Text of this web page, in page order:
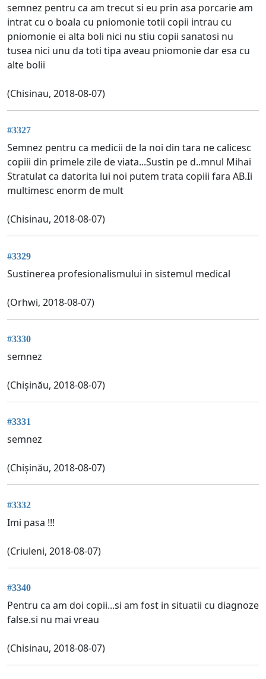
semnez pentru ca am trecut si eu prin asa porcarie am
intrat cu o boala cu pniomonie totii copii intrau cu
pniomonie ei alta boli nici nu stiu copii sanatosi nu
tusea nici unu da toti tipa aveau pniomonie dar esa cu
alte bolii
(Chisinau, 2018-08-07)
#3327
Semnez pentru ca medicii de la noi din tara ne calicesc
copiii din primele zile de viata...Sustin pe d..mnul Mihai
Stratulat ca datorita lui noi putem trata copiii fara AB.Ii
multimesc enorm de mult
(Chisinau, 2018-08-07)
#3329
Sustinerea profesionalismului in sistemul medical
(Orhwi, 2018-08-07)
#3330
semnez
(Chișinău, 2018-08-07)
#3331
semnez
(Chișinău, 2018-08-07)
#3332
Imi pasa !!!
(Criuleni, 2018-08-07)
#3340
Pentru ca am doi copii...si am fost in situatii cu diagnoze
false.si nu mai vreau
(Chisinau, 2018-08-07)